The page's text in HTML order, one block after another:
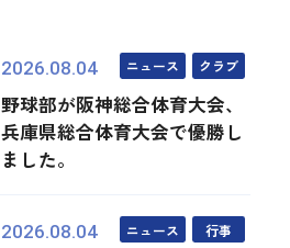
2026.08.04 ニュース クラブ
野球部が阪神総合体育大会、
兵庫県総合体育大会で優勝し
ました。
2026.08.04 ニュース 行事